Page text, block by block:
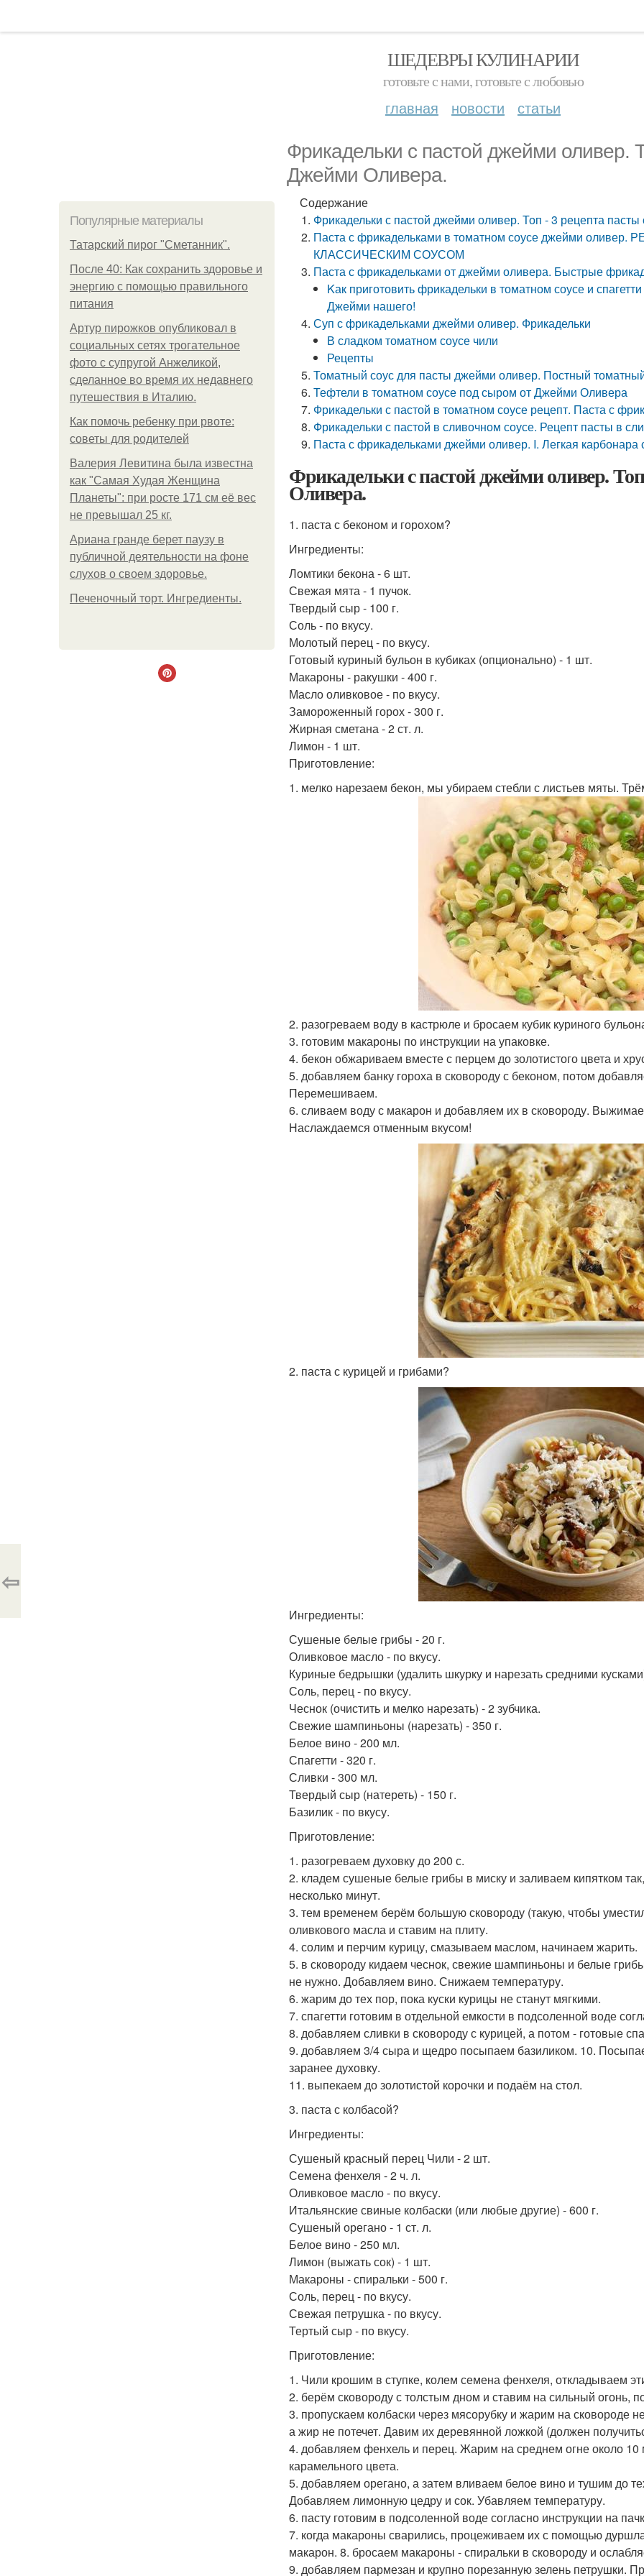
ШЕДЕВРЫ КУЛИНАРИИ
готовьте с нами, готовьте с любовью
главная новости статьи
Фрикадельки с пастой джейми оливер.
Джейми Оливера.
Популярные материалы
Татарский пирог "Сметанник".
После 40: Как сохранить здоровье и
энергию с помощью правильного
питания
Артур пирожков опубликовал в
социальных сетях трогательное
фото с супругой Анжеликой,
сделанное во время их недавнего
путешествия в Италию.
Как помочь ребенку при рвоте:
советы для родителей
Валерия Левитина была известна
как "Самая Худая Женщина
Планеты": при росте 171 см её вес
не превышал 25 кг.
Ариана гранде берет паузу в
публичной деятельности на фоне
слухов о своем здоровье.
Печеночный торт. Ингредиенты.
Содержание
Фрикадельки с пастой джейми оливер. Топ - 3 рецепта
Паста с фрикадельками в томатном соусе джейми
КЛАССИЧЕСКИМ СОУСОМ
Паста с фрикадельками от джейми оливера. Быстрые
Kак приготовить фрикадельки в томатном соусе и
Джейми нашего!
Суп с фрикадельками джейми оливер. Фрикадельки
В сладком томатном соусе чили
Рецепты
Томатный соус для пасты джейми оливер. Постный
Тефтели в томатном соусе под сыром от Джейми Оливера
Фрикадельки с пастой в томатном соусе рецепт. Паста с
Фрикадельки с пастой в сливочном соусе. Рецепт пасты в
Паста с фрикадельками джейми оливер. I. Легкая карбонара
Фрикадельки с пастой джейми оливер.
Оливера.
1. паста с беконом и горохом?
Ингредиенты:
Ломтики бекона - 6 шт.
Свежая мята - 1 пучок.
Твердый сыр - 100 г.
Соль - по вкусу.
Молотый перец - по вкусу.
Готовый куриный бульон в кубиках (опционально) - 1 шт.
Макароны - ракушки - 400 г.
Масло оливковое - по вкусу.
Замороженный горох - 300 г.
Жирная сметана - 2 ст. л.
Лимон - 1 шт.
Приготовление:
1. мелко нарезаем бекон, мы убираем стебли с листьев мяты.
2. разогреваем воду в кастрюле и бросаем кубик куриного
3. готовим макароны по инструкции на упаковке.
4. бекон обжариваем вместе с перцем до золотистого цвета и
5. добавляем банку гороха в сковороду с беконом, потом
Перемешиваем.
6. сливаем воду с макарон и добавляем их в сковороду.
Наслаждаемся отменным вкусом!
2. паста с курицей и грибами?
Ингредиенты:
Сушеные белые грибы - 20 г.
Оливковое масло - по вкусу.
Куриные бедрышки (удалить шкурку и нарезать средними
Соль, перец - по вкусу.
Чеснок (очистить и мелко нарезать) - 2 зубчика.
Свежие шампиньоны (нарезать) - 350 г.
Белое вино - 200 мл.
Спагетти - 320 г.
Сливки - 300 мл.
Твердый сыр (натереть) - 150 г.
Базилик - по вкусу.
Приготовление:
1. разогреваем духовку до 200 с.
2. кладем сушеные белые грибы в миску и заливаем кипятком
несколько минут.
3. тем временем берём большую сковороду (такую, чтобы
оливкового масла и ставим на плиту.
4. солим и перчим курицу, смазываем маслом, начинаем жарить.
5. в сковороду кидаем чеснок, свежие шампиньоны и белые
не нужно. Добавляем вино. Снижаем температуру.
6. жарим до тех пор, пока куски курицы не станут мягкими.
7. спагетти готовим в отдельной емкости в подсоленной воде
8. добавляем сливки в сковороду с курицей, а потом - готовые
9. добавляем 3/4 сыра и щедро посыпаем базиликом. 10.
заранее духовку.
11. выпекаем до золотистой корочки и подаём на стол.
3. паста с колбасой?
Ингредиенты:
Сушеный красный перец Чили - 2 шт.
Семена фенхеля - 2 ч. л.
Оливковое масло - по вкусу.
Итальянские свиные колбаски (или любые другие) - 600 г.
Сушеный орегано - 1 ст. л.
Белое вино - 250 мл.
Лимон (выжать сок) - 1 шт.
Макароны - спиральки - 500 г.
Соль, перец - по вкусу.
Свежая петрушка - по вкусу.
Тертый сыр - по вкусу.
Приготовление:
1. Чили крошим в ступке, колем семена фенхеля, откладываем
2. берём сковороду с толстым дном и ставим на сильный огонь,
3. пропускаем колбаски через мясорубку и жарим на сковороде
а жир не потечет. Давим их деревянной ложкой (должен
4. добавляем фенхель и перец. Жарим на среднем огне около 10
карамельного цвета.
5. добавляем орегано, а затем вливаем белое вино и тушим до
Добавляем лимонную цедру и сок. Убавляем температуру.
6. пасту готовим в подсоленной воде согласно инструкции на
7. когда макароны сварились, процеживаем их с помощью
макарон. 8. бросаем макароны - спиральки в сковороду и
9. добавляем пармезан и крупно порезанную зелень петрушки.
⇦